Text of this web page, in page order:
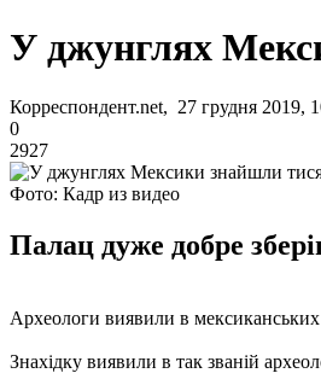
У джунглях
Корреспондент.net, 27 грудня 2019,
0
2927
Фото: Кадр из видео
Палац дуже добре
Археологи виявили в
Знахідку виявили в так званій